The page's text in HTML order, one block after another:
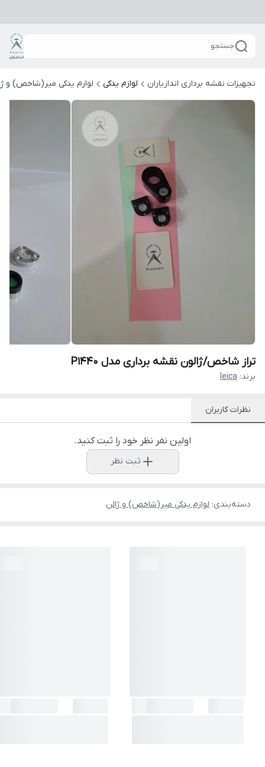
جستجو
تجهیزات نقشه برداری اندازیاران لوازم یدکی لوازم یدکی میر(شاخص) و
تراز شاخص/ژالون نقشه برداری مدل P1440
برند: leica
نظرات کاربران
اولین نفر نظر خود را ثبت کنید.
ثبت نظر
دسته‌بندی: لوازم یدکی میر(شاخص) و ژالن